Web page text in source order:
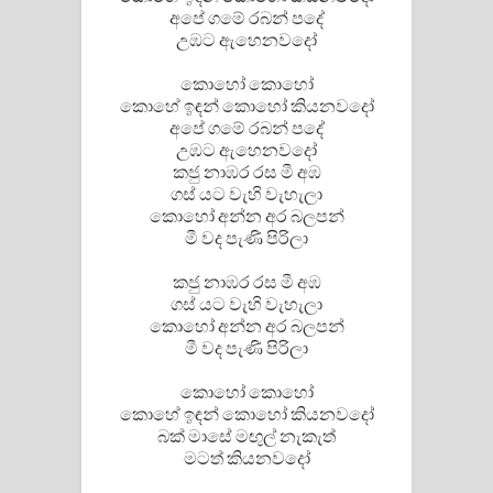
Sandata Duka Hithila Song Lyrics -
සඳට දුක හිතිලා ගීතයේ පද පෙළ
Sihina Song Lyrics - සිහින ගීතයේ පද
පෙළ
Father Song Lyrics - ෆාදර් ගීතයේ පද
පෙළ
Dannawada Mawa Song Lyrics -
දන්නවාද මාව ගීතයේ පද පෙළ
පෙළ
Ahimi Wimai Himi Song Lyrics - අහිමි
අපේ ගමේ රබන් පදේ
උඹට ඇහෙනවදෝ
කොහෝ කොහෝ
කොහේ ඉඳන් කොහෝ කියනවදෝ
අපේ ගමේ රබන් පදේ
උඹට ඇහෙනවදෝ
කජු නාඹර රස මී අඹ
ගස් යට වැහි වැහැලා
කොහෝ අන්න අර බලපන්
මී වද පැණි පිරිලා
කජු නාඹර රස මී අඹ
ගස් යට වැහි වැහැලා
කොහෝ අන්න අර බලපන්
මී වද පැණි පිරිලා
කොහෝ කොහෝ
කොහේ ඉඳන් කොහෝ කියනවදෝ
බක් මාසේ මඟුල් නැකැත්
මටත් කියනවදෝ